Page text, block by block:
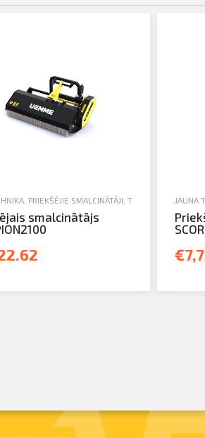
PRIEKŠĒJIE SMALCINĀTĀJI TRAKTORTEHNIKAS
smalcinātājs
JAUNA